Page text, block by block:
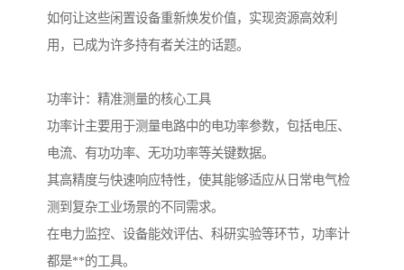
如何让这些闲置设备重新焕发价值，实现资源高效利
用，已成为许多持有者关注的话题。
功率计：精准测量的核心工具
功率计主要用于测量电路中的电功率参数，包括电压、
电流、有功功率、无功功率等关键数据。
其高精度与快速响应特性，使其能够适应从日常电气检
测到复杂工业场景的不同需求。
在电力监控、设备能效评估、科研实验等环节，功率计
都是**的工具。